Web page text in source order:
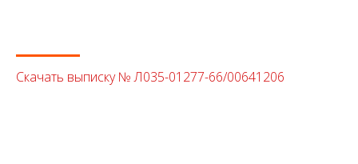
Скачать выписку № Л035-01277-66/00641206